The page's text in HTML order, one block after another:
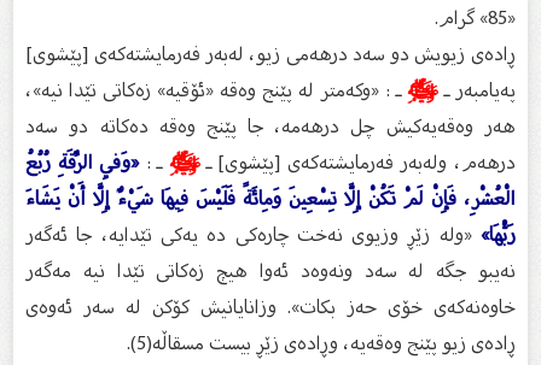
ڕاده‌ى زیویش دو سه‌د درهه‌می زیو، له‌به‌ر فه‌رمایشته‌كه‌ى [پێشوی]
په‌یامبه‌ر ـﷺـ : «وكه‌متر له‌ پێنج وه‌قه‌ «ئۆقیه‌» زه‌كاتی تێدا نیه‌»،
هه‌ر وه‌قه‌یه‌كیش چل درهه‌مه‌، جا پێنج وه‌قه‌ ده‌كاته‌ دو سه‌د
درهه‌م، وله‌به‌ر فه‌رمایشته‌كه‌ى [پێشوی] ـﷺـ :«وَفِي الرِّقَةِ رُبُعُ
الْعُشْرِ، فَإِنْ لَمْ تَكُنْ إِلَّا تِسْعِينَ وَمِائَةً فَلَيْسَ فِيهَا شَيْءٌ إِلَّا أَنْ يَشَاءَ
رَبُّهَا»«وله‌ زێڕ وزیوی نه‌خت چاره‌كی ده‌ یه‌كی تێدایه‌، جا ئه‌گه‌ر
نه‌یبو جگه‌ له‌ سه‌د ونه‌وه‌د ئه‌وا هیچ زه‌كاتی تێدا نیه‌ مه‌گه‌ر
خاوه‌نه‌كه‌ى خۆی حه‌ز بكات». وزانایانیش كۆكن له‌ سه‌ر ئه‌وه‌ى
ڕاده‌ى زیو پێنج وه‌قه‌یه‌، وڕاده‌ى زێڕ بیست مسقاڵه‌(5).